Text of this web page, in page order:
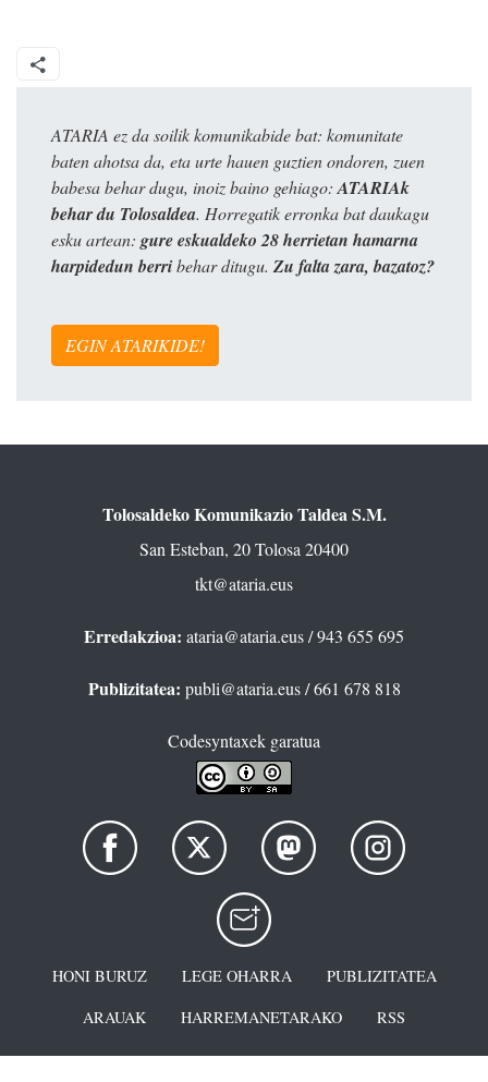
ATARIA ez da soilik komunikabide bat: komunitate
baten ahotsa da, eta urte hauen guztien ondoren, zuen
babesa behar dugu, inoiz baino gehiago: ATARIAk
behar du Tolosaldea. Horregatik erronka bat daukagu
esku artean: gure eskualdeko 28 herrietan hamarna
harpidedun berribehar ditugu. Zu falta zara, bazatoz?
EGIN ATARIKIDE!
Tolosaldeko Komunikazio Taldea S.M.
San Esteban, 20 Tolosa 20400
tkt@ataria.eus
Erredakzioa: ataria@ataria.eus/ 943 655 695
Publizitatea: publi@ataria.eus/ 661 678 818
Codesyntaxek garatua
HONI BURUZ LEGE OHARRA
PUBLIZITATEA
ARAUAK
HARREMANETARAKO RSS